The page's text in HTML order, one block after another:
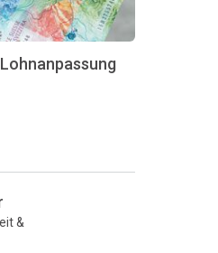
&